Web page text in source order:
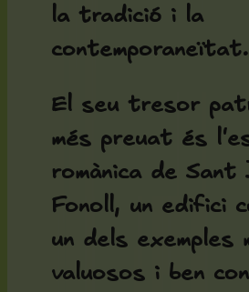
la tradició i la
contemporaneïtat.
El seu tresor
més preuat és l'
romànica de Sant
Fonoll, un edifici
un dels exemples
valuosos i ben